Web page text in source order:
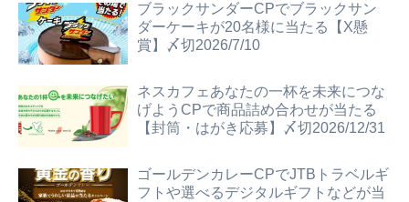
ブラックサンダーCPでブラックサン
ダーケーキが20名様に当たる【X懸
賞】〆切2026/7/10
ネスカフェあなたの一杯を未来につな
げようCPで商品詰め合わせが当たる
【封筒・はがき応募】〆切2026/12/31
ゴールデンカレーCPでJTBトラベルギ
フトや選べるデジタルギフトなどが当